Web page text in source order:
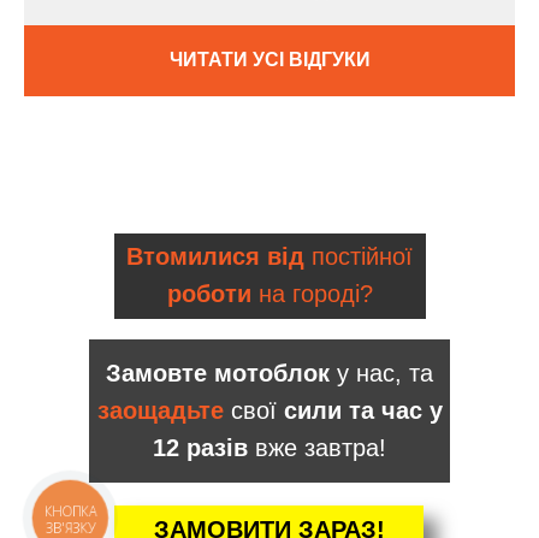
ЧИТАТИ УСІ ВІДГУКИ
ЗАМОВИТИ ЗАРАЗ!
Замовте мотоблок у нас, та
заощадьтесвої сили та час у
12 разів вже завтра!
Втомилися від постійної
роботи на городі?
КНОПКА
ЗВ'ЯЗКУ